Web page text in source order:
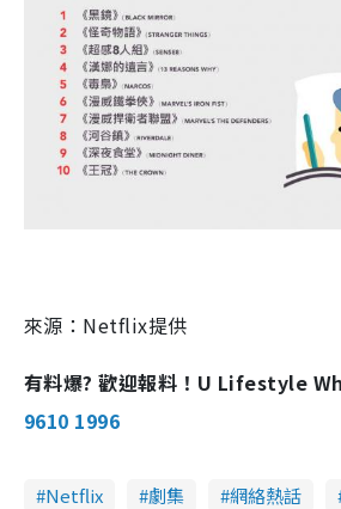
來源：Netflix提供
有料爆? 歡迎報料！U Lifestyle
9610 1996
Netflix 劇集 網絡熱話